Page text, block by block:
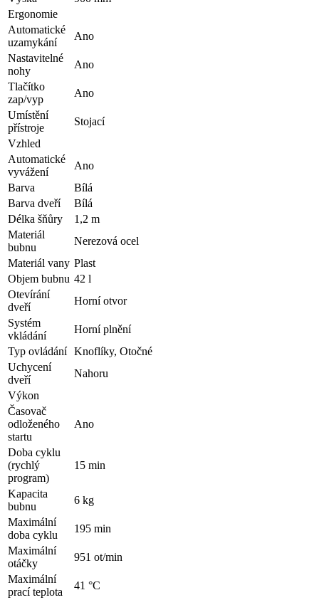
Ergonomie
Automatické
uzamykání
Ano
Nastavitelné
nohy
Ano
Tlačítko
zap/vyp
Ano
Umístění
přístroje
Stojací
Vzhled
Automatické
vyvážení
Ano
Barva
Bílá
Barva dveří
Bílá
Délka šňůry
1,2 m
Materiál
bubnu
Nerezová ocel
Materiál vany Plast
Objem bubnu 42 l
Otevírání
dveří
Horní otvor
Systém
vkládání
Horní plnění
Typ ovládání Knoflíky, Otočné
Uchycení
dveří
Nahoru
Výkon
Časovač
odloženého
startu
Ano
Doba cyklu
(rychlý
program)
15 min
Kapacita
bubnu
6 kg
Maximální
doba cyklu
195 min
Maximální
otáčky
951 ot/min
Maximální
prací teplota
41 °C